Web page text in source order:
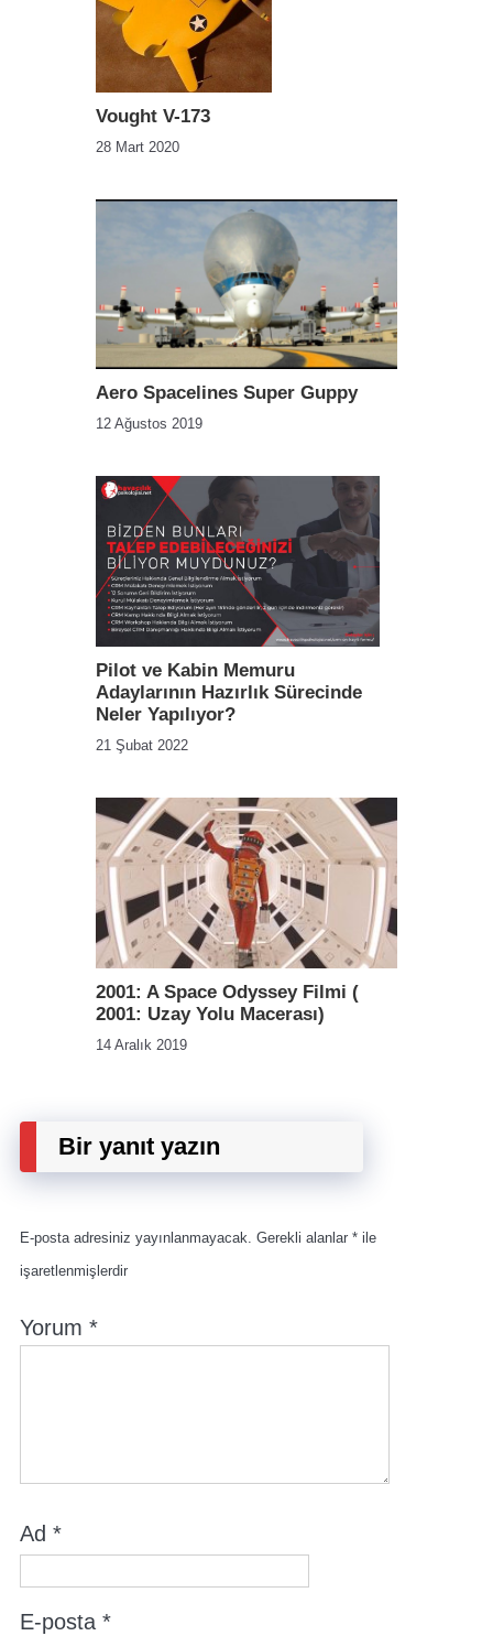
Vought V-173
28 Mart 2020
Aero Spacelines Super Guppy
12 Ağustos 2019
Pilot ve Kabin Memuru
Adaylarının Hazırlık Sürecinde
Neler Yapılıyor?
21 Şubat 2022
2001: A Space Odyssey Filmi (
2001: Uzay Yolu Macerası)
14 Aralık 2019
Bir yanıt yazın
E-posta adresiniz yayınlanmayacak. Gerekli alanlar * ile
işaretlenmişlerdir
Yorum *
Ad *
E-posta *